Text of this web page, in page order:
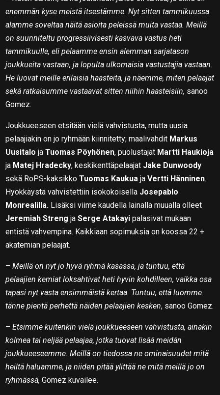
enemmän kyse meistä itsestämme. Nyt sitten tammikuussa
alamme soveltaa näitä asioita peleissä muita vastaa. Meillä
on suunniteltu progressiivisesti kasvava vastus heti
tammikuulle, eli pelaamme ensin alemman sarjatason
joukkueita vastaan, ja lopulta ulkomaisia vastustajia vastaan.
He luovat meille erilaisia haasteita, ja näemme, miten pelaajat
sekä ratkaisumme vastaavat sitten niihin haasteisiin, sanoo
Gomez.
Joukkueeseen etsitään vielä vahvistusta, mutta uusia
pelaajiakin on jo ryhmään kiinnitetty; maalivahdit Markus
Uusitalo jaTuomas Pöyhönen, puolustajat Martti Haukioja
ja Matej Hradecky, keskikenttäpelaajat Jake Dunwoody
sekä RoPS-kaksikkoTuomas Kaukua jaVertti Hänninen.
Hyökkäystä vahvistettiin isokokoisella Josepablo
Monrealilla. Lisäksi viime kaudella lainalla muualla olleet
Jeremiah Streng jaSerge Atakayi palasivat mukaan
entistä vahvempina. Kaikkiaan sopimuksia on koossa 22 +
akatemian pelaajat.
–Meillä on nyt jo hyvä ryhmä kasassa, ja tuntuu, että
pelaajien kemiat loksahtivat heti hyvin kohdilleen, vaikka osa
tapasi nyt vasta ensimmäistä kertaa. Tuntuu, että luomme
tänne pientä perhettä näiden pelaajien kesken, sanoo Gomez.
–Etsimme kuitenkin vielä joukkueeseen vahvistusta, ainakin
kolmea tai neljää pelaajaa, jotka tuovat lisää meidän
joukkueeseemme. Meillä on tiedossa ne ominaisuudet mitä
heiltä haluamme, ja niiden pitää ylittää ne mitä meillä jo on
ryhmässä, Gomez kuvailee.